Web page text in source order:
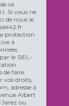
ce
Si vous ne
de nous le
protection
à
le SIEL-
de faire
vos droits,
adresse à
Albert
ou